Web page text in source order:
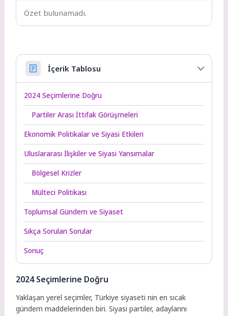
Özet bulunamadı.
İçerik Tablosu
2024 Seçimlerine Doğru
Partiler Arası İttifak Görüşmeleri
Ekonomik Politikalar ve Siyasi Etkileri
Uluslararası İlişkiler ve Siyasi Yansımalar
Bölgesel Krizler
Mülteci Politikası
Toplumsal Gündem ve Siyaset
Sıkça Sorulan Sorular
Sonuç
2024 Seçimlerine Doğru
Yaklaşan yerel seçimler, Türkiye siyaseti nin en sıcak
gündem maddelerinden biri. Siyasi partiler, adaylarını